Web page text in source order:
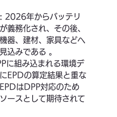
2026年からバッテリ
義務化され、その後、
器、建材、家具などへ
込みである 。
に組み込まれる環境デ
EPDの算定結果と重な
はDPP対応のため
ースとして期待されて